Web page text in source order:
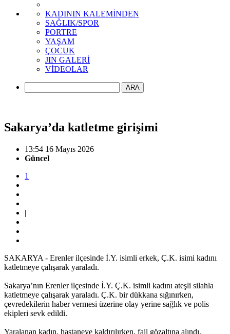
KADININ KALEMİNDEN
SAĞLIK/SPOR
PORTRE
YAŞAM
ÇOCUK
JIN GALERİ
VİDEOLAR
ARA
Sakarya’da katletme girişimi
13:54 16 Mayıs 2026
Güncel
1
|
SAKARYA - Erenler ilçesinde İ.Y. isimli erkek, Ç.K. isimi kadını
katletmeye çalışarak yaraladı.
Sakarya’nın Erenler ilçesinde İ.Y. Ç.K. isimli kadını ateşli silahla
katletmeye çalışarak yaraladı. Ç.K. bir dükkana sığınırken,
çevredekilerin haber vermesi üzerine olay yerine sağlık ve polis
ekipleri sevk edildi.
Yaralanan kadın, hastaneye kaldırılırken, fail gözaltına alındı.